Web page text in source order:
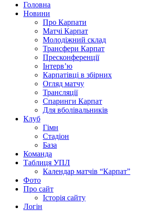
Головна
Новини
Про Карпати
Матчі Карпат
Молодіжний склад
Трансфери Карпат
Пресконференції
Інтерв’ю
Карпатівці в збірних
Огляд матчу
Трансляції
Спаринги Карпат
Для вболівальників
Клуб
Гімн
Стадіон
База
Команда
Таблиця УПЛ
Календар матчів “Карпат”
Фото
Про сайт
Історія сайту
Логін